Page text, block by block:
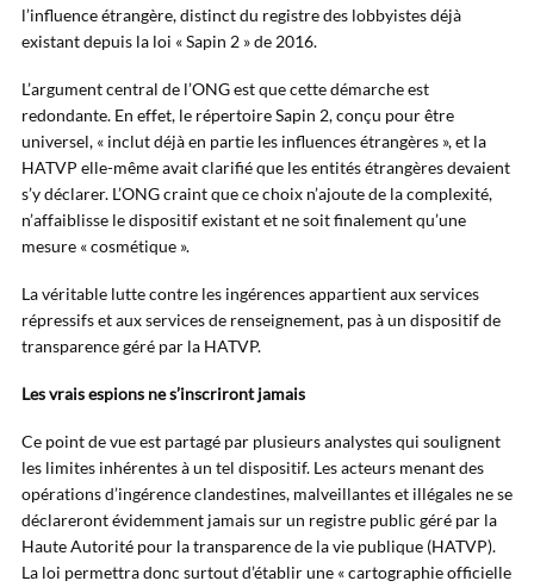
l’influence étrangère, distinct du registre des lobbyistes déjà
existant depuis la loi « Sapin 2 » de 2016.
L’argument central de l’ONG est que cette démarche est
redondante. En effet, le répertoire Sapin 2, conçu pour être
universel, « inclut déjà en partie les influences étrangères », et la
HATVP elle-même avait clarifié que les entités étrangères devaient
s’y déclarer. L’ONG craint que ce choix n’ajoute de la complexité,
n’affaiblisse le dispositif existant et ne soit finalement qu’une
mesure « cosmétique ».
La véritable lutte contre les ingérences appartient aux services
répressifs et aux services de renseignement, pas à un dispositif de
transparence géré par la HATVP.
Les vrais espions ne s’inscriront jamais
Ce point de vue est partagé par plusieurs analystes qui soulignent
les limites inhérentes à un tel dispositif. Les acteurs menant des
opérations d’ingérence clandestines, malveillantes et illégales ne se
déclareront évidemment jamais sur un registre public géré par la
Haute Autorité pour la transparence de la vie publique (HATVP).
La loi permettra donc surtout d’établir une « cartographie officielle